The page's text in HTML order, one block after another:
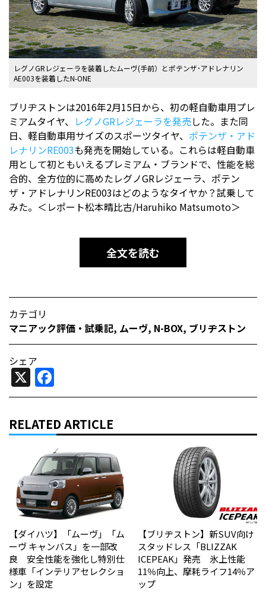
レグノGRレジェーラを装着したムーヴ(手前）とポテンザ･アドレナリン
AE003を装着したN-ONE
ブリヂストンは2016年2月15日から、初の軽自動車用プレ
ミアムタイヤ、 レグノGRレジェーラを発売した。また同
日、軽自動車用サイズのスポーツタイヤ、 ポテンザ・アド
レナリンRE003も発売を開始している。これらは軽自動車
用として初ともいえるプレミアム・ブランドで、性能を総
合的、全方位的に高めたレグノGRレジェーラ、ポテン
ザ・アドレナリンRE003はどのようなタイヤか？試乗して
みた。＜レポート松本晴比古/Haruhiko Matsumoto＞
全文を読む
カテゴリ
マニアック評価・試乗記, ムーヴ, N-BOX, ブリヂストン
シェア
X
RELATED ARTICLE
【ダイハツ】「ムーヴ」「ム
ーヴ キャンバス」を一部改
良 安全性能を強化し特別仕
様車「インテリアセレクショ
ン」を設定
【ブリヂストン】新SUV向け
スタッドレス「BLIZZAK
ICEPEAK」発売 氷上性能
11％向上、摩耗ライフ14％ア
ップ